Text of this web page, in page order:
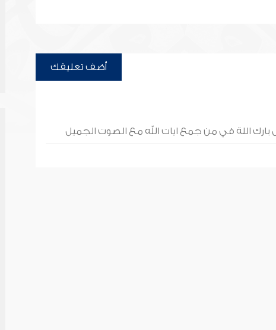
أضف تعليقك
اللة في من جمع ايات الله مع الصوت الجميل